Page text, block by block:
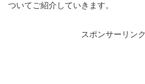
ついてご紹介していきます。
スポンサーリンク